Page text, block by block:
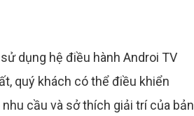
dụng hệ điều hành Androi TV
quý khách có thể điều khiển
cầu và sở thích giải trí của bản